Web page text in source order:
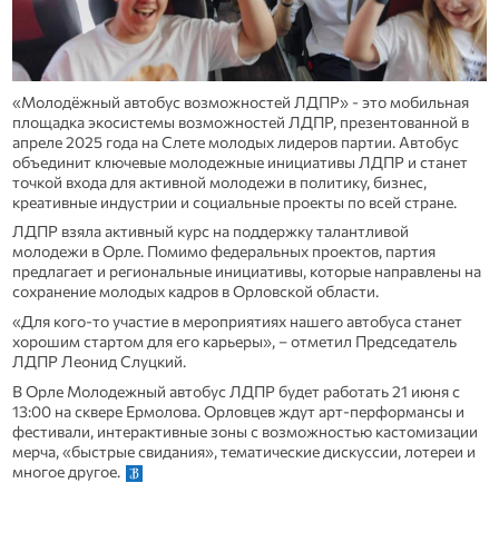
«Молодёжный автобус возможностей ЛДПР» - это мобильная
площадка экосистемы возможностей ЛДПР, презентованной в
апреле 2025 года на Слете молодых лидеров партии. Автобус
объединит ключевые молодежные инициативы ЛДПР и станет
точкой входа для активной молодежи в политику, бизнес,
креативные индустрии и социальные проекты по всей стране.
ЛДПР взяла активный курс на поддержку талантливой
молодежи в Орле. Помимо федеральных проектов, партия
предлагает и региональные инициативы, которые направлены на
сохранение молодых кадров в Орловской области.
«Для кого-то участие в мероприятиях нашего автобуса станет
хорошим стартом для его карьеры», – отметил Председатель
ЛДПР Леонид Слуцкий.
В Орле Молодежный автобус ЛДПР будет работать 21 июня с
13:00 на сквере Ермолова. Орловцев ждут арт-перформансы и
фестивали, интерактивные зоны с возможностью кастомизации
мерча, «быстрые свидания», тематические дискуссии, лотереи и
многое другое.